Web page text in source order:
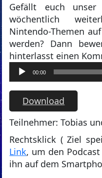
Gefällt euch
wöchentlich
Nintendo-Themen
werden? Dann
hinterlasst einen
Audio-
Player
00:00
Download
Teilnehmer: Tobias
Rechtsklick ( Ziel
Link, um den
ihn auf dem